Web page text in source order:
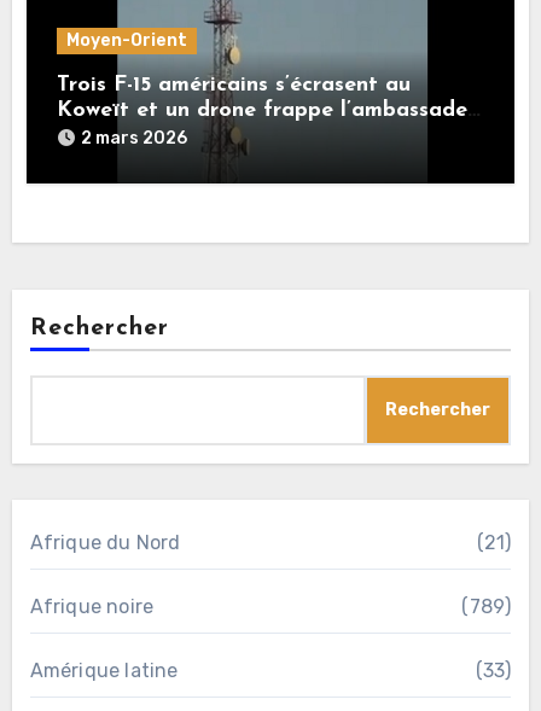
Moyen-Orient
Trois F-15 américains s’écrasent au
Koweït et un drone frappe l’ambassade
US. Le CGRI déclare avoir visé le bureau
de Netanyahu à Jérusalem
2 mars 2026
Rechercher
Rechercher
Afrique du Nord (21)
Afrique noire (789)
Amérique latine (33)